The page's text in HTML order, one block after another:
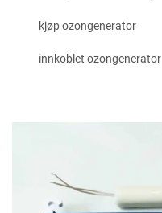
kjøp ozongenerator
innkoblet ozongenerator